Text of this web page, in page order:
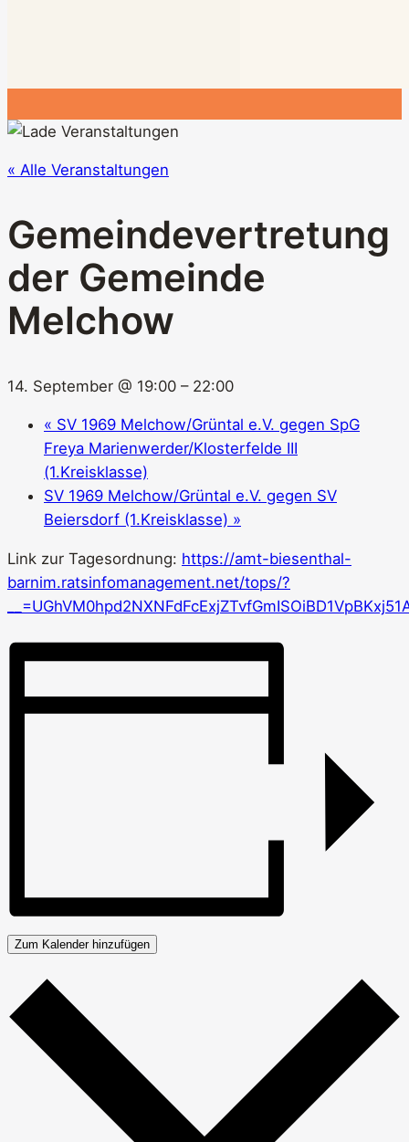
« Alle Veranstaltungen
Gemeindevertretung
der Gemeinde
Melchow
14. September @ 19:00 – 22:00
« SV 1969 Melchow/Grüntal e.V. gegen SpG
Freya Marienwerder/​Klosterfelde III
(1.Kreisklasse)
SV 1969 Melchow/Grüntal e.V. gegen SV
Beiersdorf (1.Kreisklasse) »
Link zur Tagesordnung: https://amt-biesenthal-
barnim.ratsinfomanagement.net/tops/?
Zum Kalender hinzufügen